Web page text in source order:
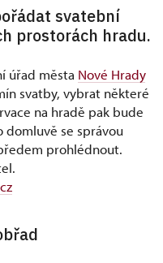
svatební
prostorách hradu.
úřad města Nové Hrady
svatby, vybrat některé
na hradě pak bude
domluvě se správou
prohlédnout.